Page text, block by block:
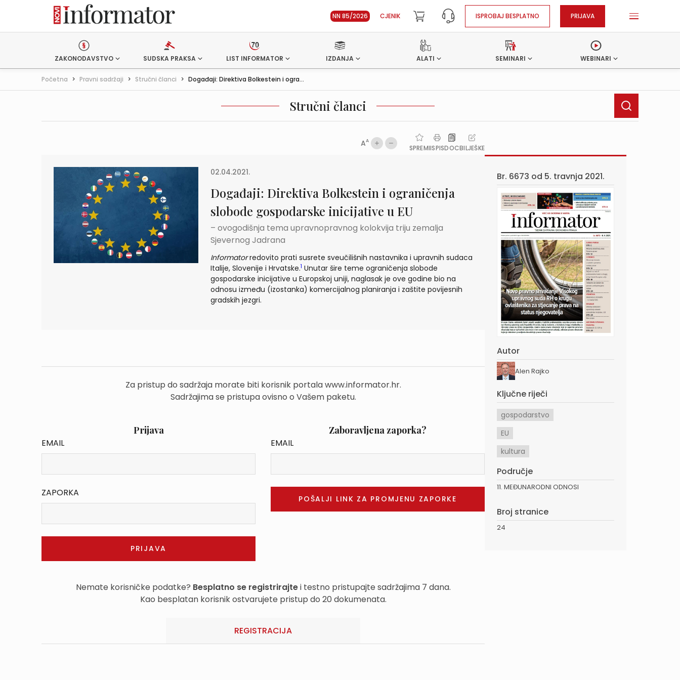
NN 85/2026 CJENIK ISPROBAJ BESPLATNO PRIJAVA
ZAKONODAVSTVO SUDSKA PRAKSA LIST INFORMATOR IZDANJA ALATI SEMINARI WEBINARI
Početna > Pravni sadržaji > Stručni članci > Događaji: Direktiva Bolkestein i ogra...
Stručni članci
AA
SPREMIISPISDOCBILJEŠKE
02.04.2021.
Događaji: Direktiva Bolkestein i ograničenja
slobode gospodarske inicijative u EU
– ovogodišnja tema upravnopravnog kolokvija triju zemalja
Sjevernog Jadrana
Informatorredovito prati susrete sveučilišnih nastavnika i upravnih sudaca
Italije, Slovenije i Hrvatske.1 Unutar šire teme ograničenja slobode
gospodarske inicijative u Europskoj uniji, naglasak je ove godine bio na
odnosu između (izostanka) komercijalnog planiranja i zaštite povijesnih
gradskih jezgri.
Za pristup do sadržaja morate biti korisnik portala www.informator.hr.
Sadržajima se pristupa ovisno o Vašem paketu.
Prijava
EMAIL
ZAPORKA
Zaboravljena zaporka?
EMAIL
Nemate korisničke podatke? Besplatno se registrirajtei testno pristupajte sadržajima 7 dana.
Kao besplatan korisnik ostvarujete pristup do 20 dokumenata.
REGISTRACIJA
Br. 6673 od 5. travnja 2021.
Autor
Alen Rajko
Ključne riječi
gospodarstvo
EU
kultura
Područje
11. MEĐUNARODNI ODNOSI
Broj stranice
24